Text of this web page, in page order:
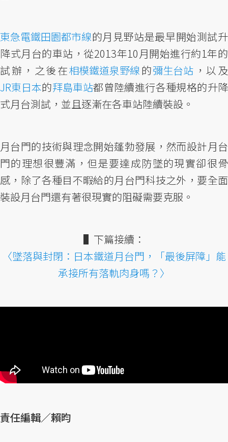
東急電鐵田園都市線的月見野站是最早開始測試升
降式月台的車站，從2013年10月開始進行約1年的
試辦，之後在相模鐵道泉野線的彌生台站 ，以及
JR東日本的拜島車站都曾陸續進行各種規格的升降
式月台測試，並且逐漸在各車站陸續裝設。
月台門的技術與理念開始蓬勃發展，然而設計月台
門的理想很豐滿，但是要達成防墜的現實卻很骨
感，除了各種目不暇給的月台門科技之外，要全面
裝設月台門還有著很現實的阻礙需要克服。
▌下篇接續：
〈墜落與封閉：日本鐵道月台門，「最後屏障」能
承接所有落軌肉身嗎？〉
責任編輯／賴昀